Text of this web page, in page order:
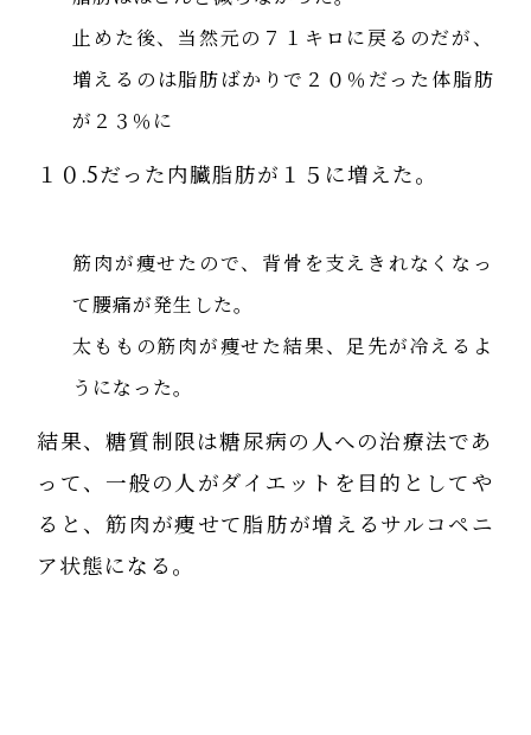
止めた後、当然元の７１キロに戻るのだが、
増えるのは脂肪ばかりで２０％だった体脂肪
が２３％に
１０.5だった内臓脂肪が１５に増えた。
筋肉が痩せたので、背骨を支えきれなくなっ
て腰痛が発生した。
太ももの筋肉が痩せた結果、足先が冷えるよ
うになった。
結果、糖質制限は糖尿病の人への治療法であ
って、一般の人がダイエットを目的としてや
ると、筋肉が痩せて脂肪が増えるサルコペニ
ア状態になる。